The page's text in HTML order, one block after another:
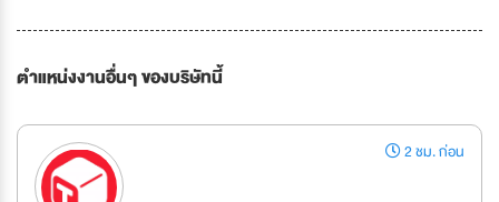
ตำแหน่งงานอื่นๆ ของบริษัทนี้
2 ชม. ก่อน